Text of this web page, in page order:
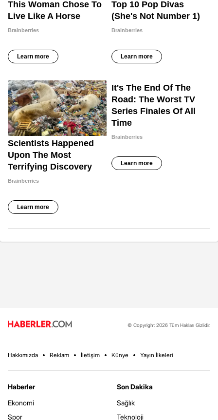
© Copyright 2026 Tüm Hakları Gizlidir.
Hakkımızda Reklam İletişim Künye Yayın İlkeleri
Haberler
Ekonomi
Spor
Son Dakika
Sağlık
Teknoloji